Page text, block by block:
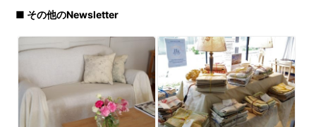
■ その他のNewsletter